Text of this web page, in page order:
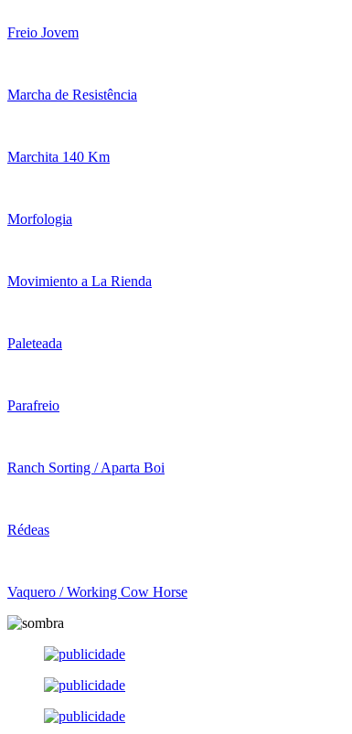
Freio Jovem
Marcha de Resistência
Marchita 140 Km
Morfologia
Movimiento a La Rienda
Paleteada
Parafreio
Ranch Sorting / Aparta Boi
Rédeas
Vaquero / Working Cow Horse